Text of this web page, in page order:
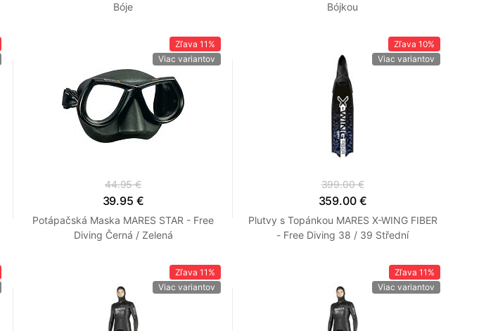
Bóje
Bójkou
Zľava 11%
Viac variantov
44.95 €
39.95 €
Potápačská Maska MARES STAR - Free
Diving Černá / Zelená
Zľava 10%
Viac variantov
399.00 €
359.00 €
Plutvy s Topánkou MARES X-WING FIBER
- Free Diving 38 / 39 Střední
Zľava 11%
Viac variantov
Zľava 11%
Viac variantov